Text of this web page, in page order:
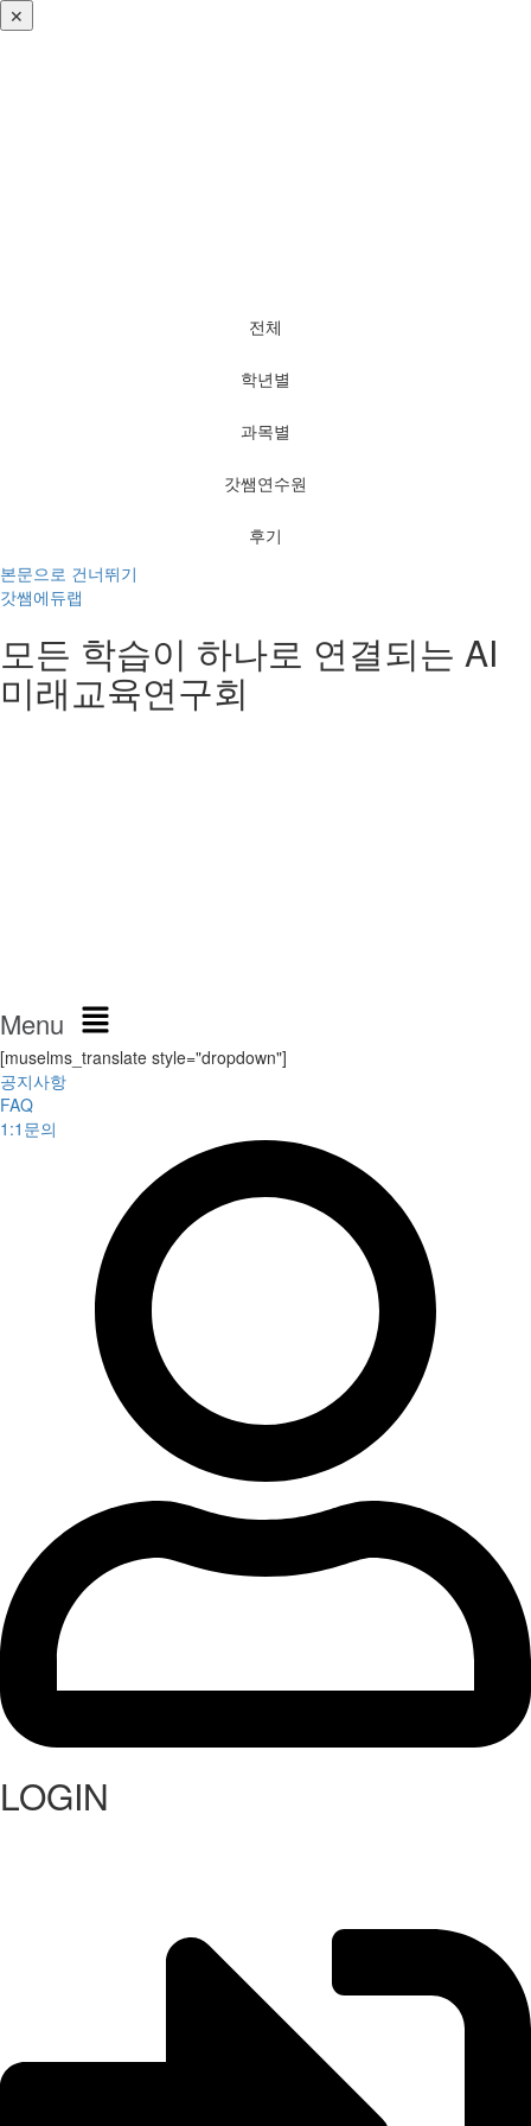
✕
전체
학년별
과목별
갓쌤연수원
후기
본문으로 건너뛰기
갓쌤에듀랩
모든 학습이 하나로 연결되는 AI
미래교육연구회
Menu
[muselms_translate style="dropdown"]
공지사항
FAQ
1:1문의
LOGIN